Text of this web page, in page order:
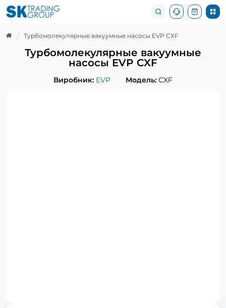
Турбомолекулярные вакуумные насосы EVP CXF
Турбомолекулярные вакуумные
насосы EVP CXF
Виробник: EVP Модель: CXF